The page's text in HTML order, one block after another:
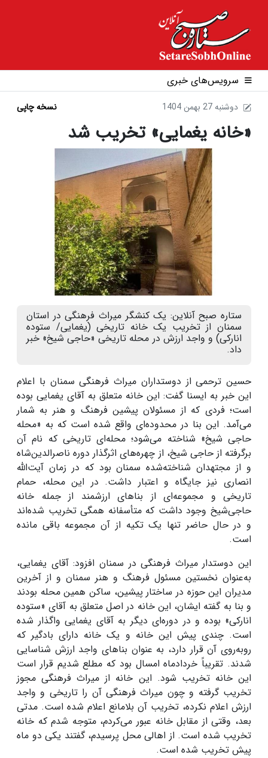
سرویس‌های خبری
1404 دوشنبه 27 بهمن نسخه چاپی
«خانه یغمایی» تخریب شد
ستاره صبح آنلاین: یک کنشگر میراث فرهنگی در استان
سمنان از تخریب یک خانه تاریخی (یغمایی/ ستوده
انارکی) و واجد ارزش در محله تاریخی «حاجی شیخ» خبر
داد.
حسین ترحمی از دوستداران میراث فرهنگی سمنان با اعلام
این خبر به ایسنا گفت: این خانه متعلق به آقای یغمایی بوده
است؛ فردی که از مسئولان پیشین فرهنگ و هنر به شمار
می‌آمد. این بنا در محدوده‌ای واقع شده است که به «محله
حاجی‌ شیخ» شناخته می‌شود؛ محله‌ای تاریخی که نام آن
برگرفته از حاجی‌ شیخ، از چهره‌های اثرگذار دوره ناصرالدین‌شاه
و از مجتهدان شناخته‌شده سمنان بود که در زمان آیت‌الله
انصاری نیز جایگاه و اعتبار داشت. در این محله، حمام
تاریخی و مجموعه‌ای از بناهای ارزشمند از جمله خانه
حاجی‌شیخ وجود داشت که متأسفانه همگی تخریب شده‌اند
و در حال حاضر تنها یک تکیه از آن مجموعه باقی مانده
است.
این دوستدار میراث فرهنگی در سمنان افزود: آقای یغمایی،
به‌عنوان نخستین مسئول فرهنگ و هنر سمنان و از آخرین
مدیران این حوزه در ساختار پیشین، ساکن همین محله بودند
و بنا به گفته ایشان، این خانه در اصل متعلق به آقای «ستوده
انارکی» بوده و در دوره‌ای دیگر به آقای یغمایی واگذار شده
است. چندی پیش این خانه و یک خانه دارای بادگیر که
روبه‌روی آن قرار دارد، به عنوان بناهای واجد ارزش شناسایی
شدند. تقریباً خردادماه امسال بود که مطلع شدیم قرار است
این خانه تخریب شود. این خانه از میراث فرهنگی مجوز
تخریب گرفته و چون میراث فرهنگی آن را تاریخی و واجد
ارزش اعلام نکرده، تخریب آن بلامانع اعلام شده است. مدتی
بعد، وقتی از مقابل خانه عبور می‌کردم، متوجه شدم که خانه
تخریب شده است. از اهالی محل پرسیدم، گفتند یکی دو ماه
پیش تخریب شده است.